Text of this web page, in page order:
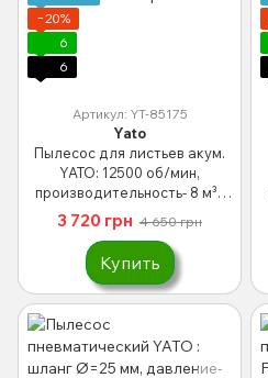
−20%
6
6
Артикул: YT-85175
Yato
Пылесос для листьев акум.
YATO: 12500 об/мин,
производительность- 8 м³/
мин, сборник- 45 л(БЕЗ
АККУМУЛЯТОРА) YT-85175
3 720 грн 4 650 грн
Купить